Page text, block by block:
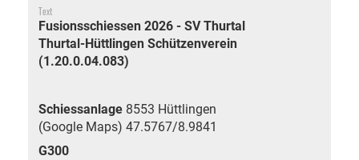
Text
Fusionsschiessen 2026 - SV Thurtal
Thurtal-Hüttlingen Schützenverein
(1.20.0.04.083)
Schiessanlage 8553 Hüttlingen
(Google Maps) 47.5767/8.9841
G300